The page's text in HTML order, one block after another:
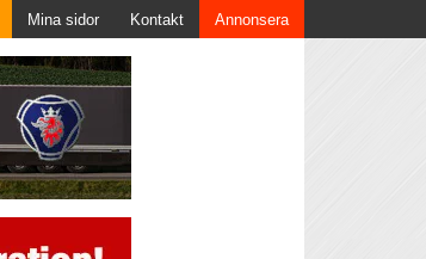
Mina sidor Kontakt Annonsera